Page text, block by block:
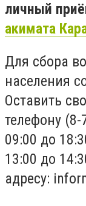
личный
акимата
Для сбора
населения
Оставить
телефону
09:00 до
13:00 до
адресу: